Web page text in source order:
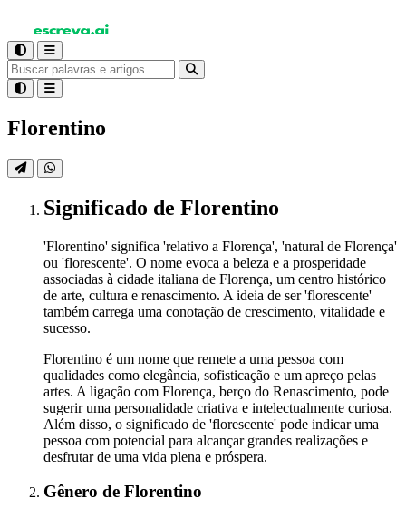
Florentino
Significado de Florentino
'Florentino' significa 'relativo a Florença', 'natural de Florença'
ou 'florescente'. O nome evoca a beleza e a prosperidade
associadas à cidade italiana de Florença, um centro histórico
de arte, cultura e renascimento. A ideia de ser 'florescente'
também carrega uma conotação de crescimento, vitalidade e
sucesso.
Florentino é um nome que remete a uma pessoa com
qualidades como elegância, sofisticação e um apreço pelas
artes. A ligação com Florença, berço do Renascimento, pode
sugerir uma personalidade criativa e intelectualmente curiosa.
Além disso, o significado de 'florescente' pode indicar uma
pessoa com potencial para alcançar grandes realizações e
desfrutar de uma vida plena e próspera.
Gênero de Florentino